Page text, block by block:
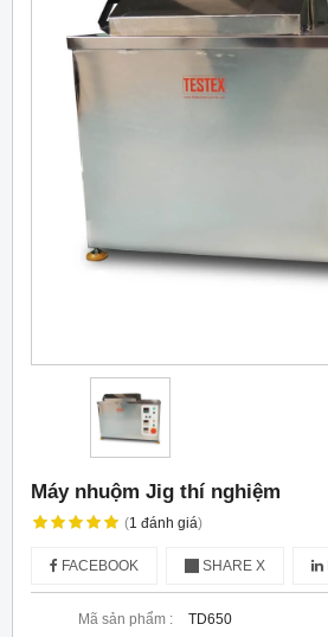
Máy nhuộm Jig thí nghiệm
(1 đánh giá)
FACEBOOK SHARE X
Mã sản phẩm : TD650